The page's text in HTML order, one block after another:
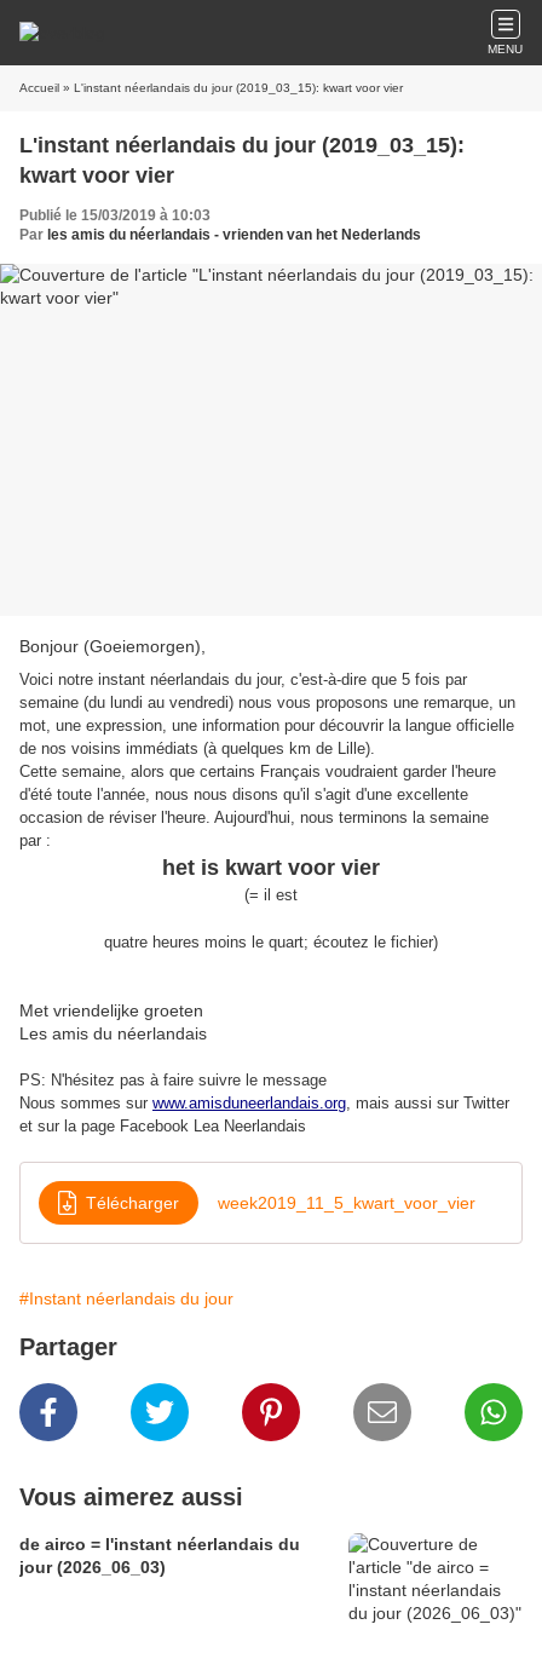
MENU
Accueil » L'instant néerlandais du jour (2019_03_15): kwart voor vier
L'instant néerlandais du jour (2019_03_15):
kwart voor vier
Publié le 15/03/2019 à 10:03
Par les amis du néerlandais - vrienden van het Nederlands
Bonjour (Goeiemorgen),
Voici notre instant néerlandais du jour, c'est-à-dire que 5 fois par
semaine (du lundi au vendredi) nous vous proposons une remarque, un
mot, une expression, une information pour découvrir la langue officielle
de nos voisins immédiats (à quelques km de Lille).
Cette semaine, alors que certains Français voudraient garder l'heure
d'été toute l'année, nous nous disons qu'il s'agit d'une excellente
occasion de réviser l'heure. Aujourd'hui, nous terminons la semaine
par :
het is kwart voor vier
(= il est
quatre heures moins le quart; écoutez le fichier)
Met vriendelijke groeten
Les amis du néerlandais
PS: N'hésitez pas à faire suivre le message
Nous sommes sur www.amisduneerlandais.org, mais aussi sur Twitter
et sur la page Facebook Lea Neerlandais
Télécharger week2019_11_5_kwart_voor_vier
#Instant néerlandais du jour
Partager
Vous aimerez aussi
de airco = l'instant néerlandais du
jour (2026_06_03)